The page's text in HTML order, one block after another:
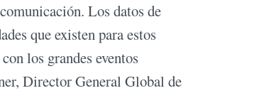
Los datos de
que existen para estos
los grandes eventos
Director General Global de